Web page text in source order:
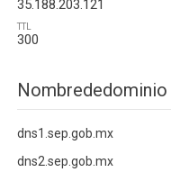
35.188.203.121
TTL
300
Nombrededominio
dns1.sep.gob.mx
dns2.sep.gob.mx